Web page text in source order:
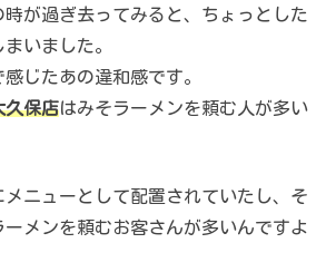
時が過ぎ去ってみると、ちょっとした
いました。
じたあの違和感です。
久保店はみそラーメンを頼む人が多い
ニューとして配置されていたし、そ
メンを頼むお客さんが多いんですよ